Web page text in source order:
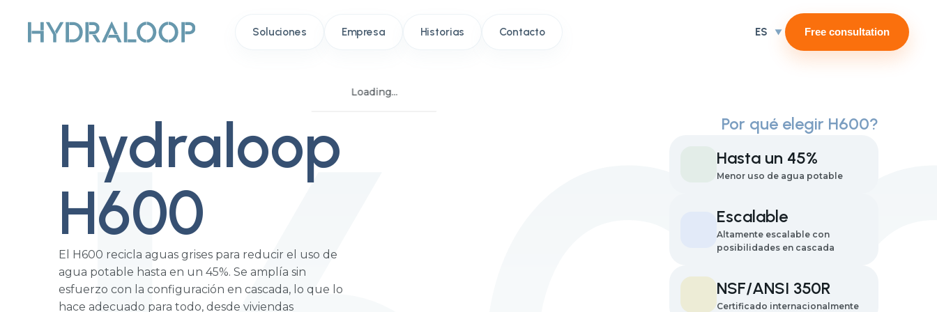
Soluciones Empresa Historias Contacto ES Free consultation
Loading...
Hydraloop
H600
El H600 recicla aguas grises para reducir el uso de
agua potable hasta en un 45%. Se amplía sin
esfuerzo con la configuración en cascada, lo que lo
hace adecuado para todo, desde viviendas
Por qué elegir H600?
Hasta un 45%
Menor uso de agua potable
Escalable
Altamente escalable con
posibilidades en cascada
NSF/ANSI 350R
Certificado internacionalmente